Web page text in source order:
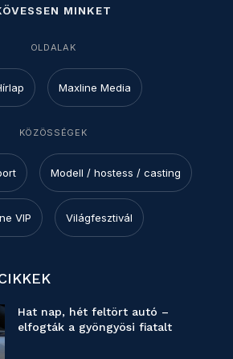
MINKET
OLDALAK
Maxline Media
KÖZÖSSÉGEK
Modell / hostess / casting
VIP Világfesztivál
Hat nap, hét feltört autó –
elfogták a gyöngyösi fiatalt